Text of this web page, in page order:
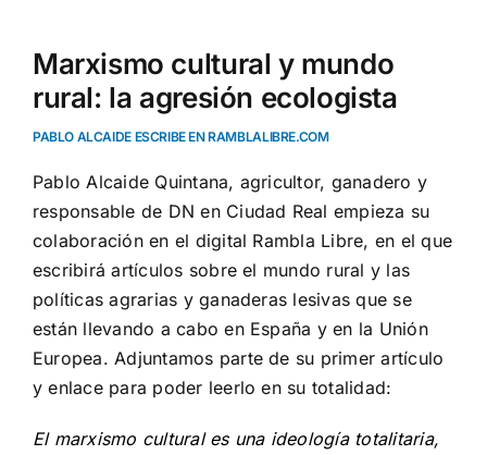
Marxismo cultural y mundo
rural: la agresión ecologista
PABLO ALCAIDE ESCRIBE EN RAMBLALIBRE.COM
Pablo Alcaide Quintana, agricultor, ganadero y
responsable de DN en Ciudad Real empieza su
colaboración en el digital Rambla Libre, en el que
escribirá artículos sobre el mundo rural y las
políticas agrarias y ganaderas lesivas que se
están llevando a cabo en España y en la Unión
Europea. Adjuntamos parte de su primer artículo
y enlace para poder leerlo en su totalidad:
El marxismo cultural es una ideología totalitaria,